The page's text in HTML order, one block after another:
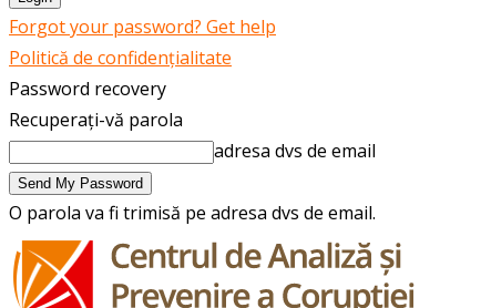
Forgot your password? Get help
Politică de confidențialitate
Password recovery
Recuperați-vă parola
adresa dvs de email
O parola va fi trimisă pe adresa dvs de email.